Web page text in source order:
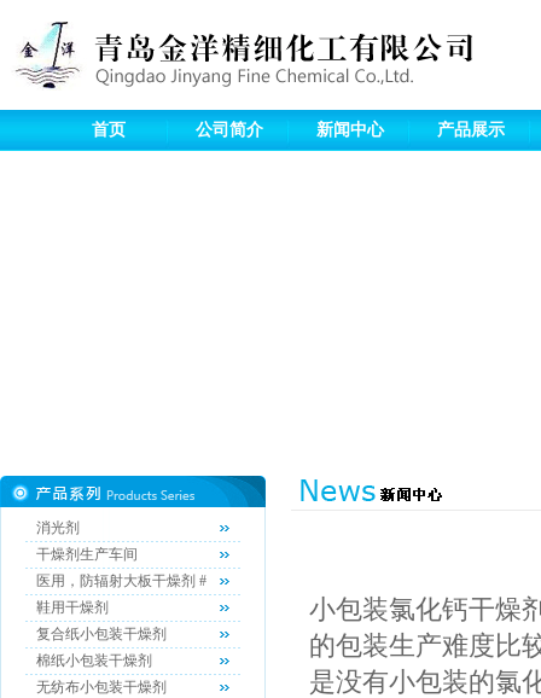
首页 公司简介 新闻中心 产品展示
消光剂
干燥剂生产车间
医用，防辐射大板干燥剂 #
鞋用干燥剂
复合纸小包装干燥剂
棉纸小包装干燥剂
无纺布小包装干燥剂
小包装氯化钙干燥
的包装生产难度比
是没有小包装的氯